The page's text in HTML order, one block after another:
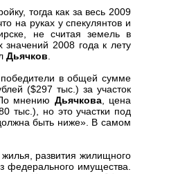
тогда как за весь 2009
на руках у спекулянтов и
не считая земель в
2008 года к лету
Дьячков.
в общей сумме
($297 тыс.) за участок
мнению Дьячкова, цена
тыс.), но это участки под
быть ниже». В самом
развития жилищного
федерального имущества.